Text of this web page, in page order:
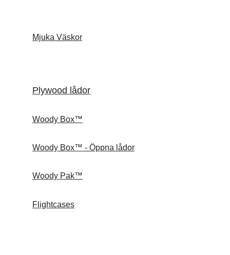
Mjuka Väskor
Plywood lådor
Woody Box™
Woody Box™ - Öppna lådor
Woody Pak™
Flightcases